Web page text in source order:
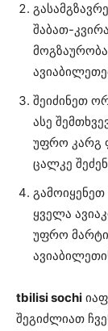
შაბათ-
შეიძინეთ
ასე
უფრო კარგ
ცალკე
გამოიყენეთ
ყველა
უფრო
tbilisi sochi
შეგიძლიათ